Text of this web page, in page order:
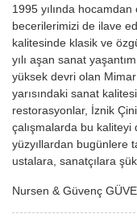
1995 yılında
becerilerimizi de ilave
kalitesinde klasik ve
yılı aşan sanat
yüksek devri olan
yarısındaki sanat
restorasyonlar, İznik
çalışmalarda bu kaliteyi
yüzyıllardan bugünlere
ustalara, sanatçılara
Nursen & Güvenç